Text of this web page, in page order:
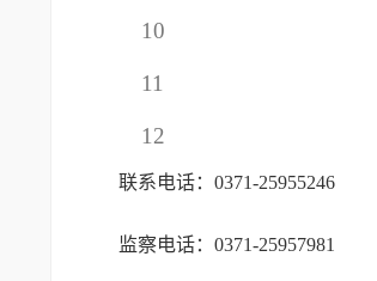
10
11
12
联系电话：0371-25955246
监察电话：0371-25957981